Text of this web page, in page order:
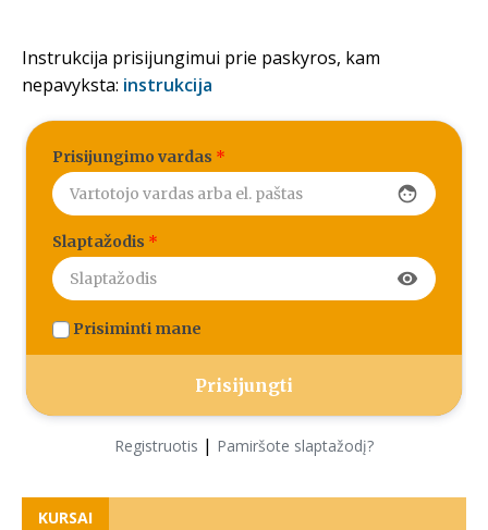
Instrukcija prisijungimui prie paskyros, kam
nepavyksta: instrukcija
Prisijungimo vardas *
face
Slaptažodis *
visibility
Prisiminti mane
Registruotis | Pamiršote slaptažodį?
KURSAI